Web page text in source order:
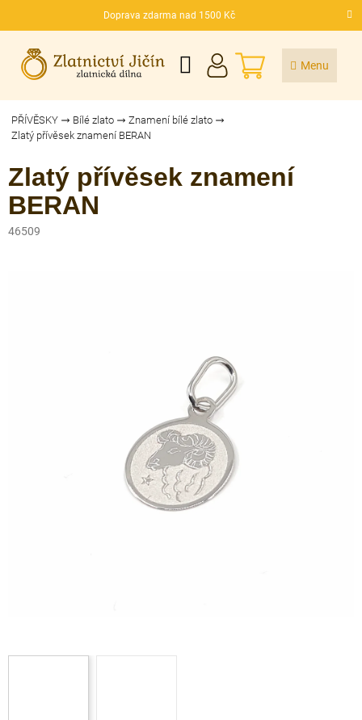
Doprava zdarma nad 1500 Kč
CZK
NÁKUPNÍ
KOŠÍK
PŘÍVĚSKY Bílé zlato
Znamení bílé zlato
Zlatý přívěsek znamení BERAN
Zlatý přívěsek znamení
BERAN
46509